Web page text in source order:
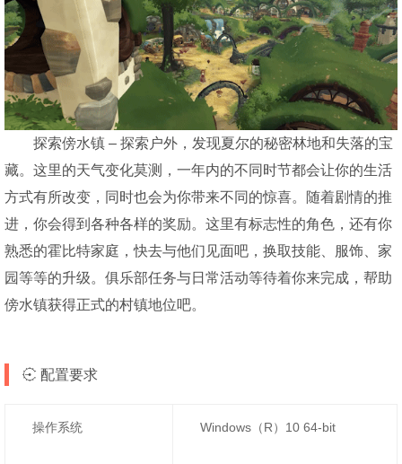
探索傍水镇 – 探索户外，发现夏尔的秘密林地和失落的宝
藏。这里的天气变化莫测，一年内的不同时节都会让你的生活
方式有所改变，同时也会为你带来不同的惊喜。随着剧情的推
进，你会得到各种各样的奖励。这里有标志性的角色，还有你
熟悉的霍比特家庭，快去与他们见面吧，换取技能、服饰、家
园等等的升级。俱乐部任务与日常活动等待着你来完成，帮助
傍水镇获得正式的村镇地位吧。
配置要求
操作系统 Windows（R）10 64-bit